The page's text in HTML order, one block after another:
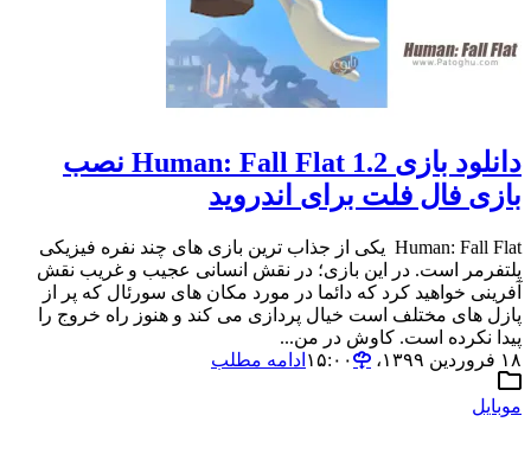
دانلود بازی Human: Fall Flat 1.2 نصب
بازی فال فلت برای اندروید
Human: Fall Flat یکی از جذاب ترین بازی های چند نفره فیزیکی
پلتفرمر است. در این بازی؛ در نقش انسانی عجیب و غریب نقش
آفرینی خواهید کرد که دائما در مورد مکان های سورئال که پر از
پازل های مختلف است خیال پردازی می کند و هنوز راه خروج را
پیدا نکرده است. کاوش در من...
۱۸ فروردین ۱۳۹۹،‏ ۱۵:۰۰
ادامه مطلب
موبایل